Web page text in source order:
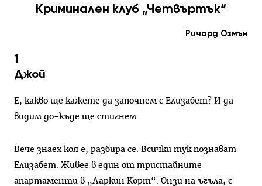
Криминален клуб „Четвъртък“
Ричард Озмън
1
Джой
Е, какво ще кажете да започнем с Елизабет? И да
видим до-къде ще стигнем.
Вече знаех коя е, разбира се. Всички тук познават
Елизабет. Живее в един от тристайните
апартаменти в „Ларкин Корт“. Онзи на ъгъла, с